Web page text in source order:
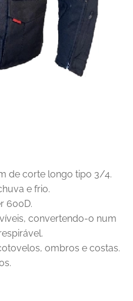
de corte longo tipo 3/4.
e frio.
600D.
convertendo-o num
ombros e costas.